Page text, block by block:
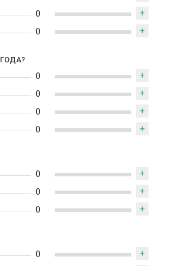
отражая дух Франции и её
0 +
0 +
0 +
0 +
0 +
0 +
0 +
0 +
0 +
0 +